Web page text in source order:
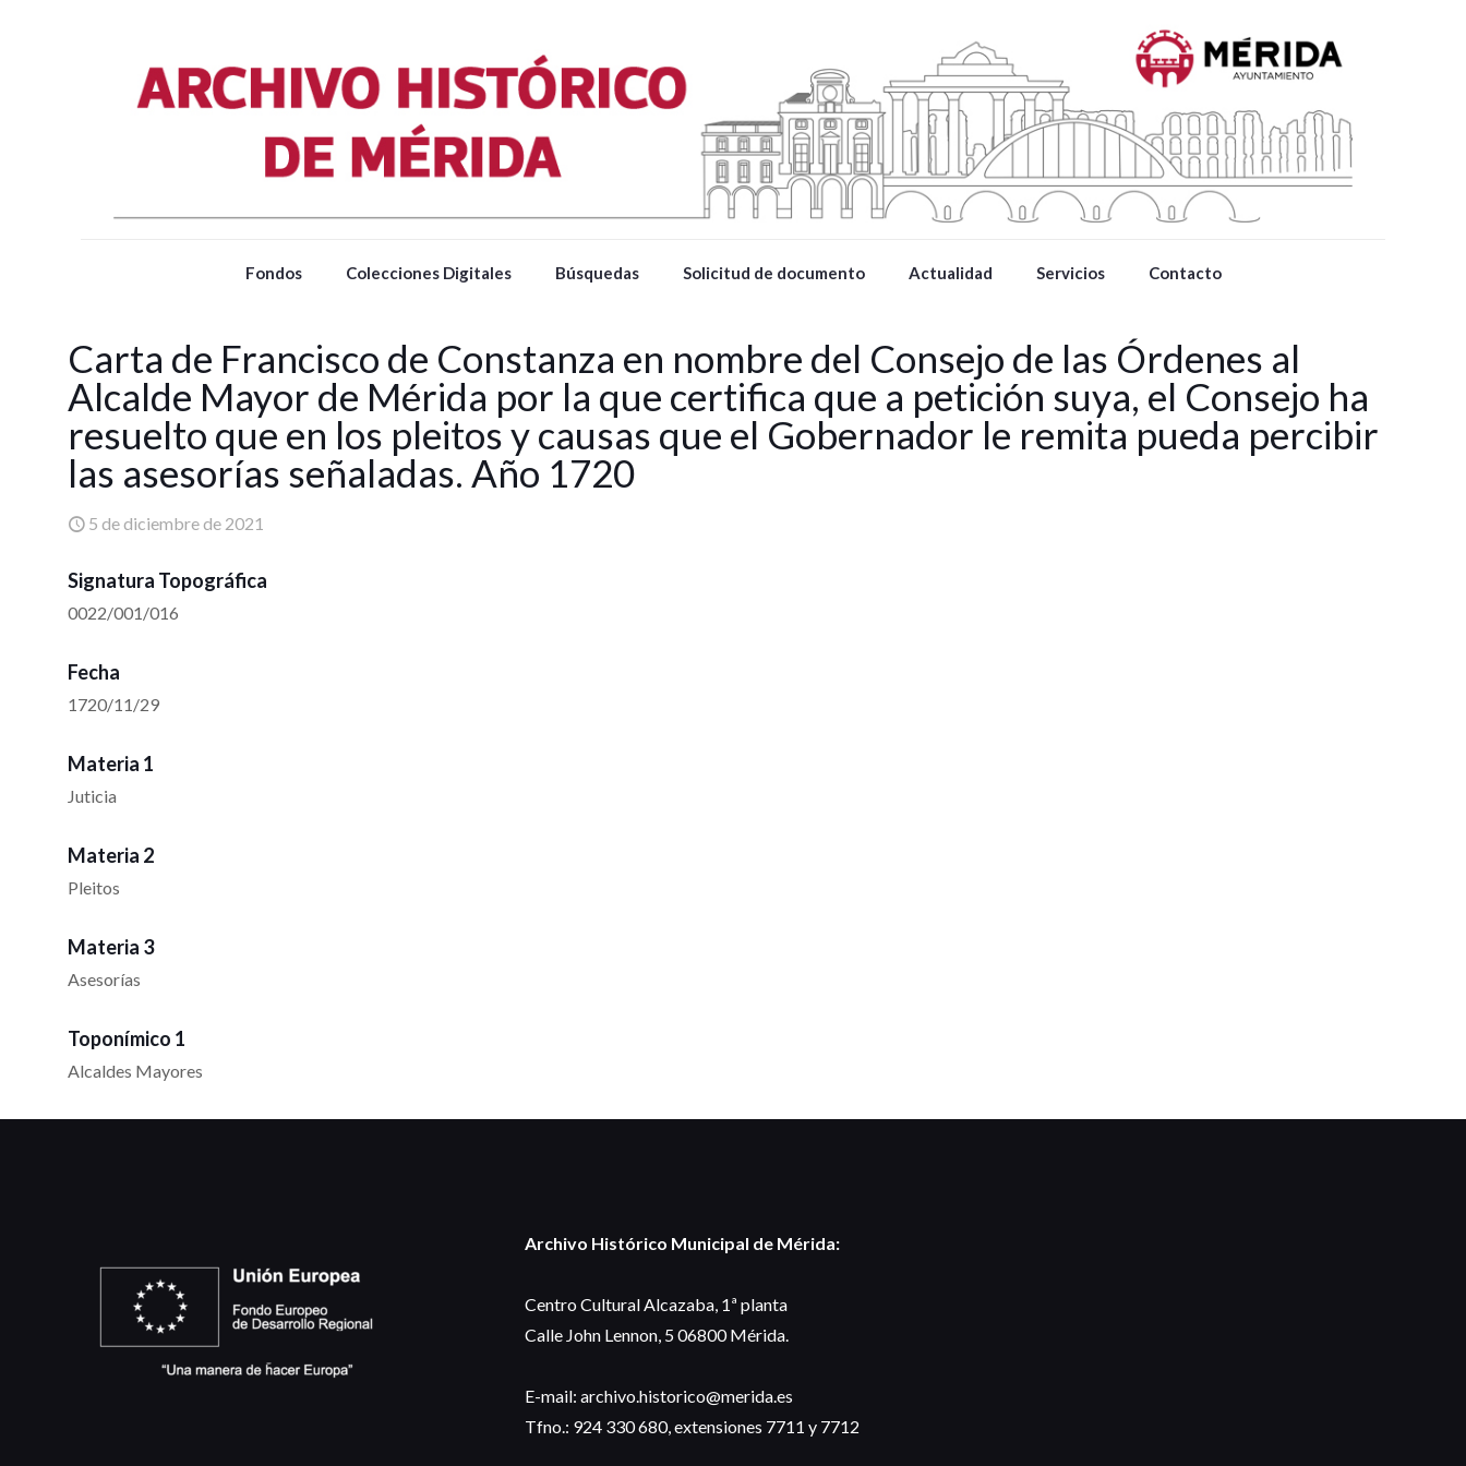
Fondos Colecciones Digitales Búsquedas Solicitud de documento Actualidad Servicios Contacto
Carta de Francisco de Constanza en nombre del Consejo de las Órdenes al
Alcalde Mayor de Mérida por la que certifica que a petición suya, el Consejo ha
resuelto que en los pleitos y causas que el Gobernador le remita pueda percibir
las asesorías señaladas. Año 1720
5 de diciembre de 2021
Signatura Topográfica
0022/001/016
Fecha
1720/11/29
Materia 1
Juticia
Materia 2
Pleitos
Materia 3
Asesorías
Toponímico 1
Alcaldes Mayores
Archivo Histórico Municipal de Mérida:
Centro Cultural Alcazaba, 1ª planta
Calle John Lennon, 5 06800 Mérida.
E-mail: archivo.historico@merida.es
Tfno.: 924 330 680, extensiones 7711 y 7712